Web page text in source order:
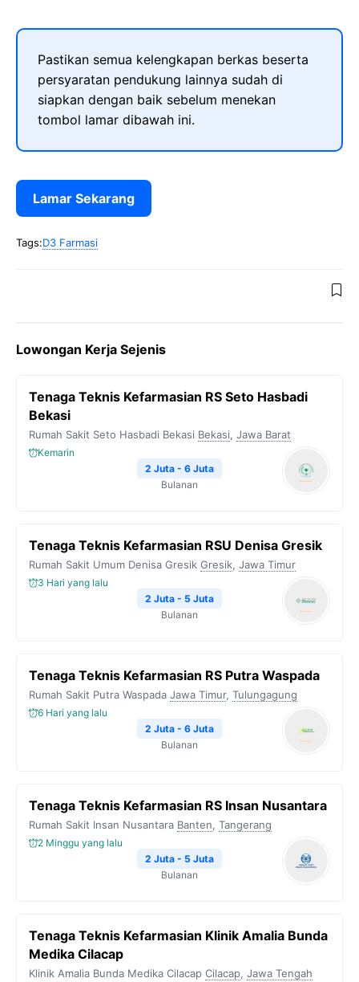
Pastikan semua kelengkapan berkas beserta
persyaratan pendukung lainnya sudah di
siapkan dengan baik sebelum menekan
tombol lamar dibawah ini.
Lamar Sekarang
Tags:D3 Farmasi
Lowongan Kerja Sejenis
Tenaga Teknis Kefarmasian RS Seto Hasbadi
Bekasi
Rumah Sakit Seto Hasbadi Bekasi Bekasi, Jawa Barat
Kemarin
2 Juta - 6 Juta
Bulanan
Tenaga Teknis Kefarmasian RSU Denisa Gresik
Rumah Sakit Umum Denisa Gresik Gresik, Jawa Timur
3 Hari yang lalu
2 Juta - 5 Juta
Bulanan
Tenaga Teknis Kefarmasian RS Putra Waspada
Rumah Sakit Putra Waspada Jawa Timur, Tulungagung
6 Hari yang lalu
2 Juta - 6 Juta
Bulanan
Tenaga Teknis Kefarmasian RS Insan Nusantara
Rumah Sakit Insan Nusantara Banten, Tangerang
2 Minggu yang lalu
2 Juta - 5 Juta
Bulanan
Tenaga Teknis Kefarmasian Klinik Amalia Bunda
Medika Cilacap
Klinik Amalia Bunda Medika Cilacap Cilacap, Jawa Tengah